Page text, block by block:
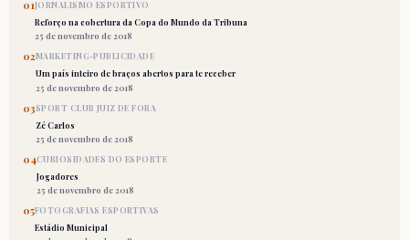
01JORNALISMO ESPORTIVO
Reforço na cobertura da Copa do Mundo da Tribuna
25 de novembro de 2018
02MARKETING-PUBLICIDADE
Um país inteiro de braços abertos para te receber
25 de novembro de 2018
03SPORT CLUB JUIZ DE FORA
Zé Carlos
25 de novembro de 2018
04CURIOSIDADES DO ESPORTE
Jogadores
25 de novembro de 2018
05FOTOGRAFIAS ESPORTIVAS
Estádio Municipal